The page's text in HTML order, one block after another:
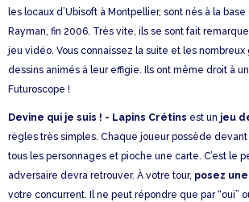
les locaux d’Ubisoft à Montpellier, sont nés à la
Rayman, fin 2006. Très vite, ils se sont fait
jeu vidéo. Vous connaissez la suite et les
dessins animés à leur effigie. Ils ont même droit à
Futuroscope !
Devine qui je suis ! - Lapins Crétins est un jeu
règles très simples. Chaque joueur possède
tous les personnages et pioche une carte. C’est le
adversaire devra retrouver. À votre tour, posez
votre concurrent. Il ne peut répondre que par “oui”